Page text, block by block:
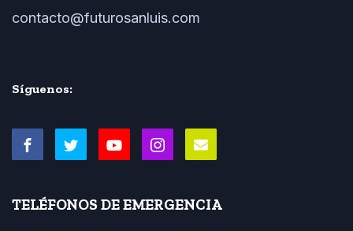
contacto@futurosanluis.com
Síguenos:
TELÉFONOS DE EMERGENCIA